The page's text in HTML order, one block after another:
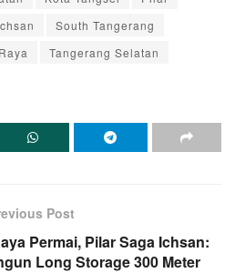
South Tangerang
Tangerang Selatan
Post
Permai, Pilar Saga Ichsan:
Long Storage 300 Meter